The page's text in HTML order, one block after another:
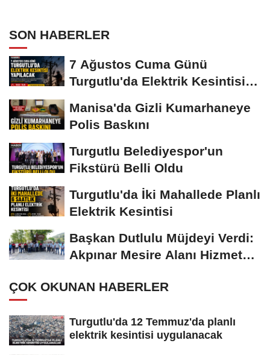
SON HABERLER
7 Ağustos Cuma Günü
Turgutlu'da Elektrik Kesintisi
Manisa'da Gizli Kumarhaneye
Polis Baskını
Turgutlu Belediyespor'un
Fikstürü Belli Oldu
Turgutlu'da İki Mahallede Planlı
Elektrik Kesintisi
Başkan Dutlulu Müjdeyi Verdi:
Akpınar Mesire Alanı Hizmete
ÇOK OKUNAN HABERLER
Turgutlu'da 12 Temmuz'da planlı
elektrik kesintisi uygulanacak